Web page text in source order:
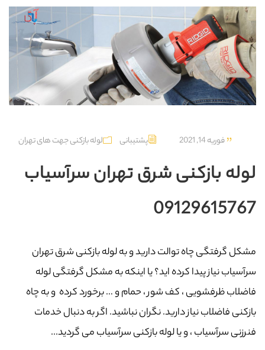
فوریه 14, 2021 پشتیبانی لوله بازکنی جهت های تهران
لوله بازکنی شرق تهران سرآسیاب
09129615767
مشکل گرفتگی چاه توالت دارید و به لوله بازکنی شرق تهران
سرآسیاب نیاز پیدا کرده اید؟ یا اینکه به مشکل گرفتگی لوله
فاضلاب ظرفشویی ، کف شور ، حمام و … برخورد کرده و به چاه
بازکنی فاضلاب نیاز دارید. نگران نباشید. اگر به دنبال خدمات
فنرزنی سرآسیاب ، و یا لوله بازکنی سرآسیاب می گردید...